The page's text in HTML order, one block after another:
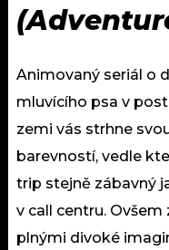
Animovaný seriál o
mluvícího psa v
zemi vás strhne
barevností, vedle
trip stejně zábavný
v call centru.
plnými divoké